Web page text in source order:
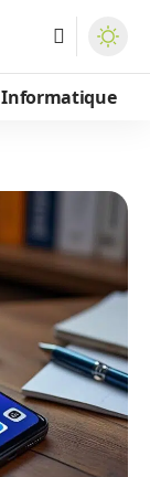
Informatique